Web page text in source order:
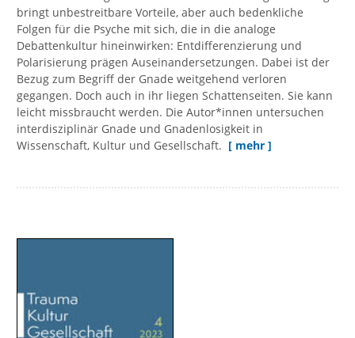
bringt unbestreitbare Vorteile, aber auch bedenkliche
Folgen für die Psyche mit sich, die in die analoge
Debattenkultur hineinwirken: Entdifferenzierung und
Polarisierung prägen Auseinandersetzungen. Dabei ist der
Bezug zum Begriff der Gnade weitgehend verloren
gegangen. Doch auch in ihr liegen Schattenseiten. Sie kann
leicht missbraucht werden. Die Autor*innen untersuchen
interdisziplinär Gnade und Gnadenlosigkeit in
Wissenschaft, Kultur und Gesellschaft. [ mehr ]